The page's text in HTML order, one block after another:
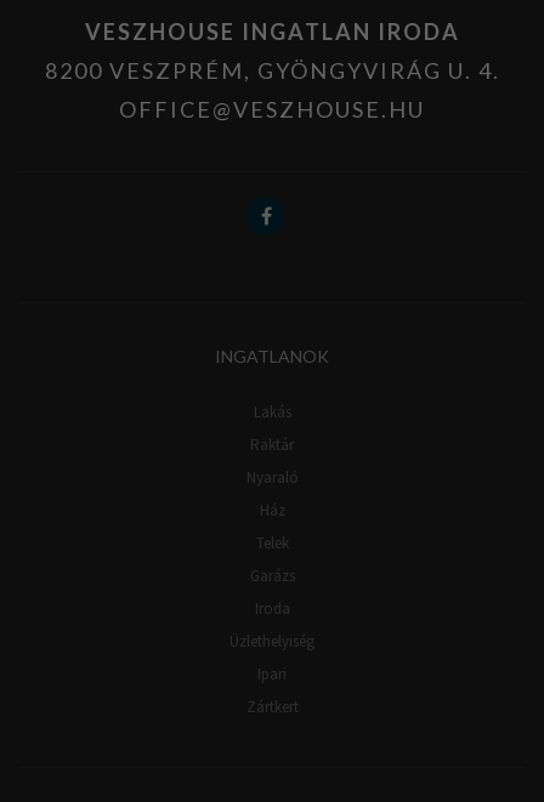
VESZHOUSE INGATLAN IRODA
8200 VESZPRÉM, GYÖNGYVIRÁG U. 4.
OFFICE@VESZHOUSE.HU
INGATLANOK
Lakás
Raktár
Nyaraló
Ház
Telek
Garázs
Iroda
Üzlethelyiség
Ipari
Zártkert